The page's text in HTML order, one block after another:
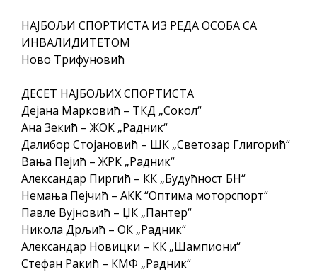
НАЈБОЉИ СПОРТИСТА ИЗ РЕДА ОСОБА СА
ИНВАЛИДИТЕТОМ
Ново Трифуновић
ДЕСЕТ НАЈБОЉИХ СПОРТИСТА
Дејана Марковић – ТКД „Сокол“
Ана Зекић – ЖОК „Радник“
Далибор Стојановић – ШК „Светозар Глигорић“
Вања Пејић – ЖРК „Радник“
Александар Пиргић – КК „Будућност БН“
Немања Пејчић – АКК “Оптима моторспорт“
Павле Вујновић – ЏК „Пантер“
Никола Дрљић – ОК „Радник“
Александар Новицки – КК „Шампиони“
Стефан Ракић – КМФ „Радник“